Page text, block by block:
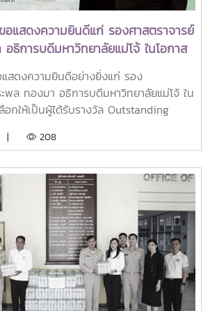
อแสดงความยินดีแก่ รองศาสตราจารย์
ธิการบดีมหาวิทยาลัยแม่โจ้ ในโอกาส
SEARCA Scholarship
2026
แสดงความยินดีอย่างยิ่งแก่ รอง
พล ทองมา อธิการบดีมหาวิทยาลัยแม่โจ้ ใน
อกให้เป็นผู้ได้รับรางวัล Outstanding
นออกเฉียงใต้ว่าด้วยบัณฑิตศึกษาและการ
and Research in Agriculture
รางวัลเกียรติยศระดับภูมิภาคที่มอบแก่ศิษย์
ความสำเร็จโดดเด่นทางวิชาชีพ มีภาวะผู้นำ
ำคัญต่อการพัฒนาการเกษตร ชนบท ชุมชน
รางวัล Outstanding SEARCA
(OSSA) จัดตั้งขึ้นเพื่อเชิดชูเกียรติศิษย์
กษาระดับบัณฑิตศึกษาจาก SEARCA ซึ่งได้
บการณ์ และศักยภาพที่ได้รับจากการศึกษา
| 208